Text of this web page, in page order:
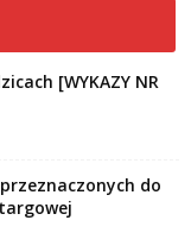
[WYKAZY NR
do